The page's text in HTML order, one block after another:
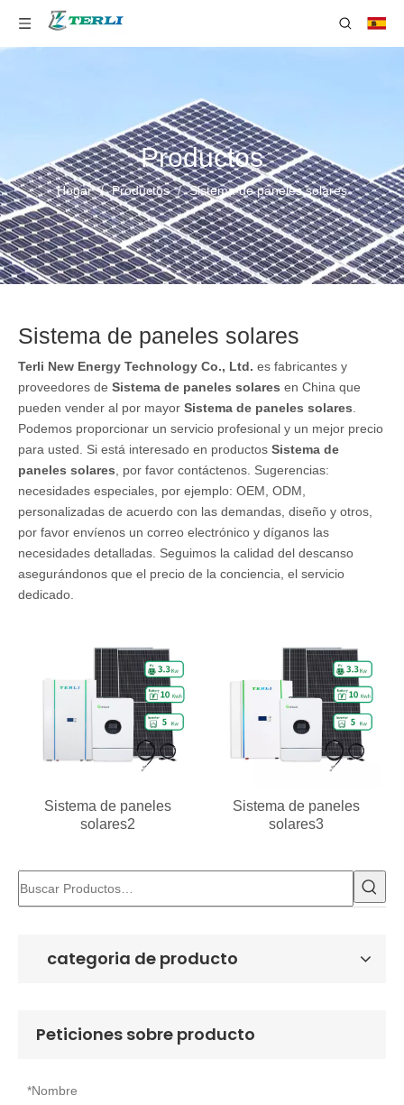
Productos
Hogar / Productos / Sistema de paneles solares
Sistema de paneles solares
Terli New Energy Technology Co., Ltd. es fabricantes y
proveedores de Sistema de paneles solares en China que
pueden vender al por mayor Sistema de paneles solares
Podemos proporcionar un servicio profesional y un mejor precio
para usted. Si está interesado en productos Sistema de
paneles solares , por favor contáctenos. Sugerencias:
necesidades especiales, por ejemplo: OEM, ODM,
personalizadas de acuerdo con las demandas, diseño y otros,
por favor envíenos un correo electrónico y díganos las
necesidades detalladas. Seguimos la calidad del descanso
asegurándonos que el precio de la conciencia, el servicio
dedicado.
Sistema de paneles
solares2
Sistema de paneles
solares3
categoria de producto
Peticiones sobre producto